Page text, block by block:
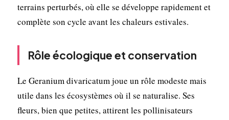
terrains perturbés, où elle se développe rapidement et
complète son cycle avant les chaleurs estivales.
Rôle écologique et conservation
Le Geranium divaricatum joue un rôle modeste mais
utile dans les écosystèmes où il se naturalise. Ses
fleurs, bien que petites, attirent les pollinisateurs